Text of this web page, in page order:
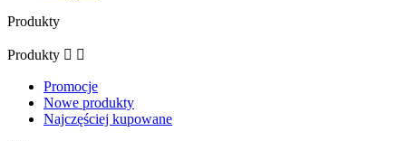
Produkty
Produkty  
Promocje
Nowe produkty
Najczęściej kupowane